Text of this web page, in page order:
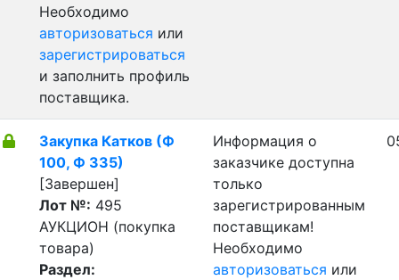
Необходимо
авторизоваться или
зарегистрироваться
и заполнить профиль
поставщика.
Закупка Катков (Ф
100, Ф 335)
[Завершен]
Лот №: 495
АУКЦИОН (покупка
товара)
Раздел:
Информация о
заказчике доступна
только
зарегистрированным
поставщикам!
Необходимо
авторизоваться или